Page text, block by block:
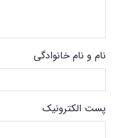
نام و نام خانوادگی
پست الکترونیک